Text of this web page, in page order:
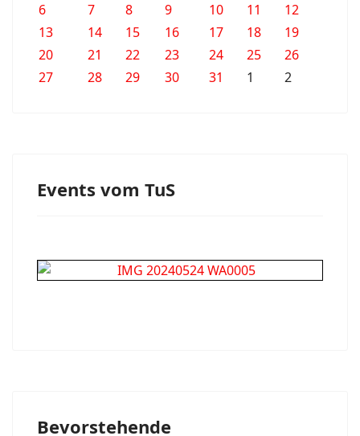
6
7 8 9 10 11
12
13
14 15 16 17 18
19
20
21 22 23 24 25
26
27
28 29 30 31 1 2
Events vom TuS
Bevorstehende